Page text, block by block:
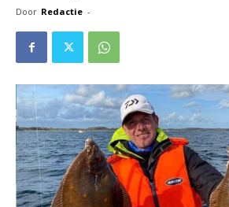
Door Redactie -